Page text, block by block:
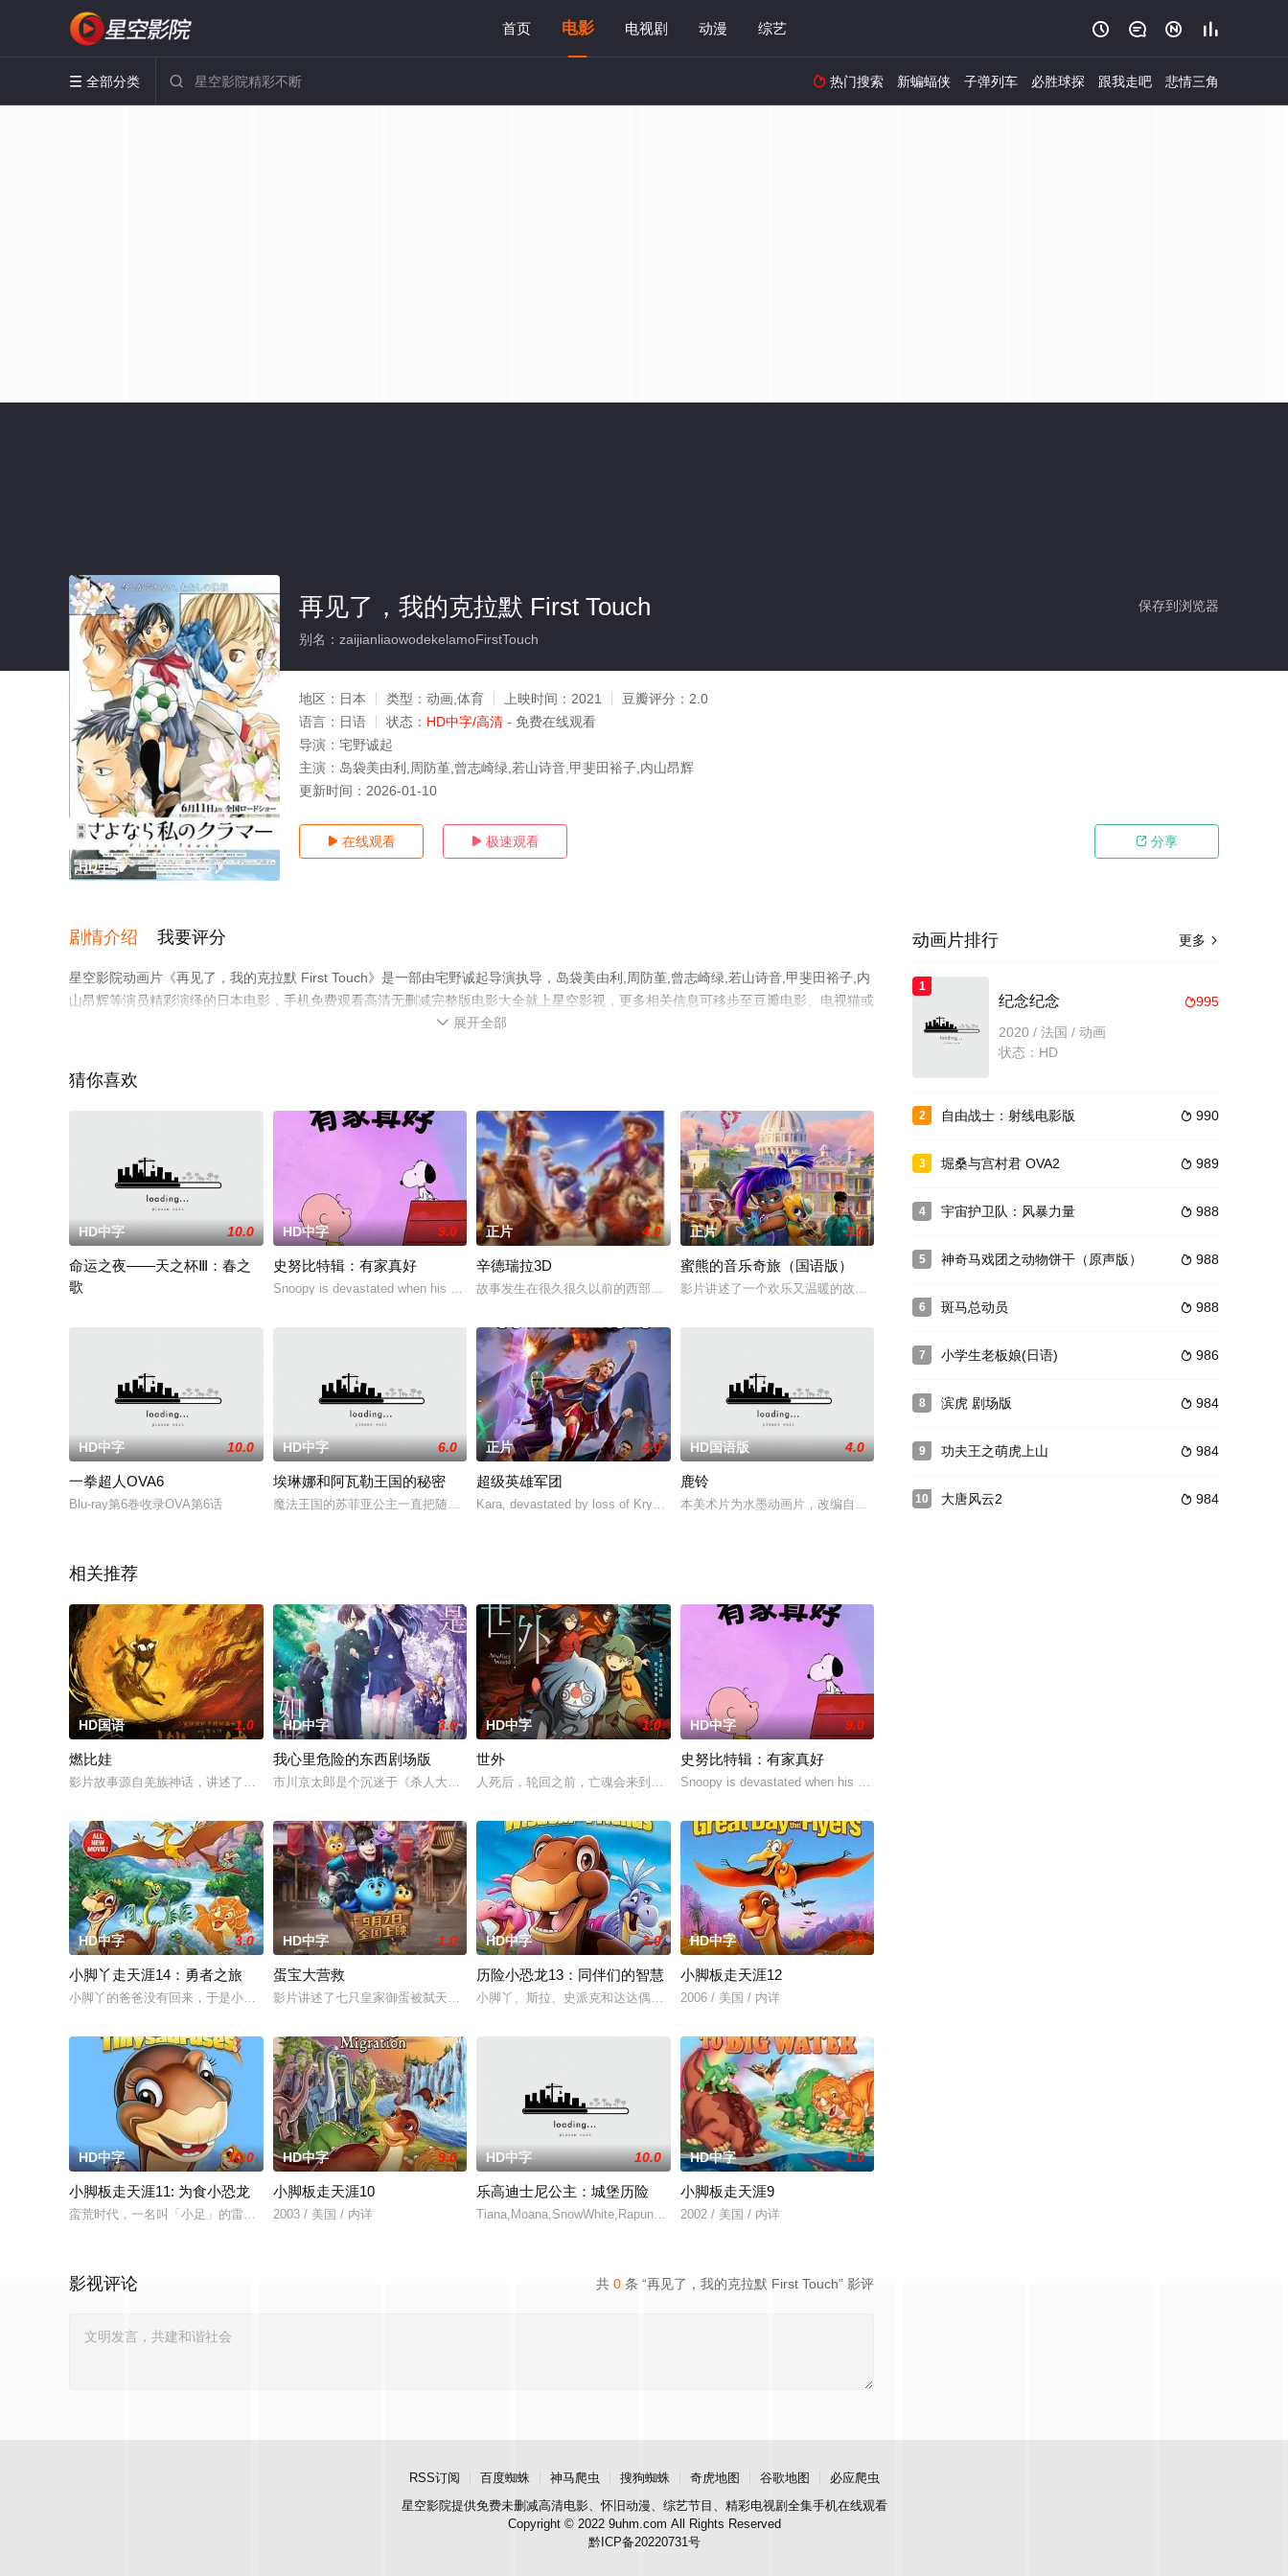
首页 电影 电视剧 动漫 综艺    
 全部分类   热门搜索 新蝙蝠侠 子弹列车 必胜球探 跟我走吧 悲情三角
HD中字
保存到浏览器
再见了，我的克拉默 First Touch
别名：zaijianliaowodekelamoFirstTouch
地区： 日本 类型： 动画,体育 上映时间： 2021 豆瓣评分： 2.0
语言： 日语 状态： HD中字/高清 - 免费在线观看
导演： 宅野诚起
主演： 岛袋美由利,周防堇,曾志崎绿,若山诗音,甲斐田裕子,内山昂辉
更新时间： 2026-01-10
 在线观看  极速观看  分享
剧情介绍 我要评分
星空影院动画片《再见了，我的克拉默 First Touch》是一部由宅野诚起导演执导，岛袋美由利,周防堇,曾志崎绿,若山诗音,甲斐田裕子,内
山昂辉等演员精彩演绎的日本电影，手机免费观看高清无删减完整版电影大全就上星空影视，更多相关信息可移步至豆瓣电影、电视猫或
 展开全部
猜你喜欢
HD中字 10.0
命运之夜——天之杯Ⅲ：春之
歌
HD中字 9.0
史努比特辑：有家真好
Snoopy is devastated when his beloved doghouse is accidental
正片 4.0
辛德瑞拉3D
故事发生在很久很久以前的西部我们的灰姑娘有着极其糟糕的脾气和极其善良的心，但她只有单身一人对付可恶的后母一位俄国王子来到
正片 3.0
蜜熊的音乐奇旅（国语版）
影片讲述了一个欢乐又温暖的故事。为了完成爷爷安德烈的遗愿，嘻哈搭档蜜熊维沃（林-曼努尔·米兰达 配音
HD中字 10.0
一拳超人OVA6
Blu-ray第6巻收录OVA第6话
HD中字 6.0
埃琳娜和阿瓦勒王国的秘密
魔法王国的苏菲亚公主一直把随身戴着的项链当做自己的护身符，某一天她突然得知，这个护身符里居然封印着一个等待重获自由的公主
正片 4.0
超级英雄军团
Kara, devastated by loss of Krypton struggles to adjust her
HD国语版 4.0
鹿铃
本美术片为水墨动画片，改编自庐山“白鹿洞书院”流传的美丽传说。心地善良的老药农与孙女在深山摘采草药
相关推荐
HD国语 1.0
燃比娃
影片故事源自羌族神话，讲述了一只被人类抚养长大的猴子，追寻母亲阿勿巴吉（周迅 配音）的足迹，踏上神山探寻“温暖”之谜的旅
HD中字 3.0
我心里危险的东西剧场版
市川京太郎是个沉迷于《杀人大百科》和《解剖图鉴》这类书籍、中二病病入膏肓的男生。就在市川沉浸于自己安静的世界时，班上的风
HD中字 1.0
世外
人死后，轮回之前，亡魂会来到一处奇异之地——“世外”。灵守日复一日引领亡魂去投胎，直至一天，灵守小鬼遇上了不愿转世的小妹
HD中字 9.0
史努比特辑：有家真好
Snoopy is devastated when his beloved doghouse is accidental
HD中字 3.0
小脚丫走天涯14：勇者之旅
小脚丫的爸爸没有回来，于是小脚丫和他的小伙伴们出发去找他。
HD中字 1.0
蛋宝大营救
影片讲述了七只皇家御蛋被弑天法师掳走，意外落入年轻的实习造型师阿泰手中，被迫成为“护蛋使者”的阿泰由此与萌娃们共同踏上充
HD中字 3.0
历险小恐龙13：同伴们的智慧
小脚丫、斯拉、史派克和达达偶遇两只傻得可爱的黄种恐龙——卢发和杜发，它们要去遥远的百瑞谷，却在途中迷了路。卢发和杜发看上
HD中字 7.0
小脚板走天涯12
2006 / 美国 / 内详
HD中字 10.0
小脚板走天涯11: 为食小恐龙
蛮荒时代，一名叫「小足」的雷龙，因大地震与家人失散，他必须独自前往传说中的恐龙乐土－「大林」，才能与家人团聚，在旅途中，
HD中字 9.0
小脚板走天涯10
2003 / 美国 / 内详
HD中字 10.0
乐高迪士尼公主：城堡历险
Tiana,Moana,SnowWhite,Rapunzel,andArielareoffonanadventureas
HD中字 1.0
小脚板走天涯9
2002 / 美国 / 内详
共 0 条 “再见了，我的克拉默 First Touch” 影评
影视评论
更多 
动画片排行
1
995
纪念纪念
2020 / 法国 / 动画
状态：HD
2  990
自由战士：射线电影版
3  989
堀桑与宫村君 OVA2
4  988
宇宙护卫队：风暴力量
5  988
神奇马戏团之动物饼干（原声版）
6  988
斑马总动员
7  986
小学生老板娘(日语)
8  984
滨虎 剧场版
9  984
功夫王之萌虎上山
10  984
大唐风云2
RSS订阅 百度蜘蛛 神马爬虫 搜狗蜘蛛 奇虎地图 谷歌地图
必应爬虫
星空影院提供免费未删减高清电影、怀旧动漫、综艺节目、精彩电视剧全集手机在线观看
Copyright © 2022 9uhm.com All Rights Reserved
黔ICP备20220731号